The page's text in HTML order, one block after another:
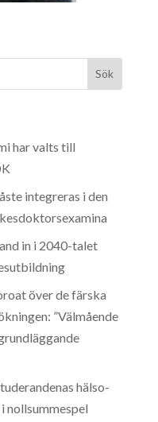
har valts till
integreras i den
in i 2040-talet
över de färska
”Välmående
hälso-
nollsummespel